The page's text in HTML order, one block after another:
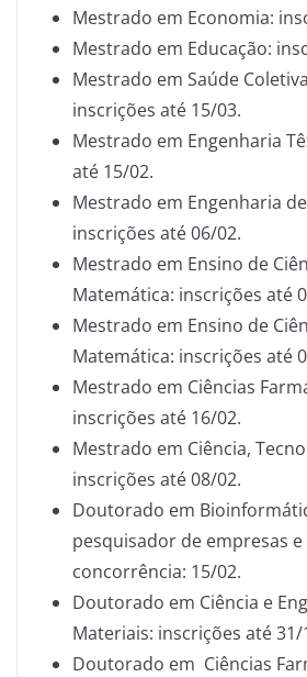
Mestrado em Economia:
Mestrado em Educação:
Mestrado em Saúde
inscrições até 15/03.
Mestrado em Engenharia
até 15/02.
Mestrado em Engenharia
inscrições até 06/02.
Mestrado em Ensino de
Matemática: inscrições até
Mestrado em Ensino de
Matemática: inscrições até
Mestrado em Ciências
inscrições até 16/02.
Mestrado em Ciência,
inscrições até 08/02.
Doutorado em
pesquisador de empresas e
concorrência: 15/02.
Doutorado em Ciência e
Materiais: inscrições até 31/
Doutorado em Ciências